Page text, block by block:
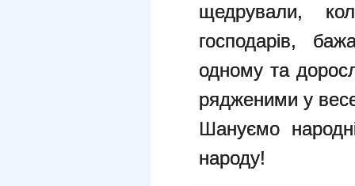
щедрували,
господарів,
одному та
рядженими у
Шануємо
народу!